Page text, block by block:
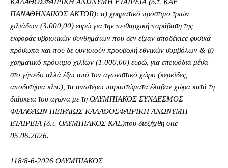
ΠΑΝΑΘΗΝΑΙΚΟΣ AKTOR): α) χρηματικό πρόστιμο τριών
χιλιάδων (3.000,00) ευρώ για την πειθαρχική παράβαση της
εκφοράς υβριστικών συνθημάτων που δεν είχαν αποδέκτες φυσικά
πρόσωπα και που δε συνιστούν προσβολή εθνικών συμβόλων & β)
χρηματικό πρόστιμο χιλίων (1.000,00) ευρώ, για επεισόδια μέσα
στο γήπεδο αλλά έξω από τον αγωνιστικό χώρο (κερκίδες,
αποδυτήρια κλπ.), τα ανωτέρω παραπτώματα έλαβαν χώρα κατά τη
διάρκεια του αγώνα με τη ΟΛΥΜΠΙΑΚΟΣ ΣΥΝΔΕΣΜΟΣ
ΦΙΛΑΘΛΩΝ ΠΕΙΡΑΙΩΣ ΚΑΛΑΘΟΣΦΑΙΡΙΚΗ ΑΝΩΝΥΜΗ
ΕΤΑΙΡΕΙΑ (δ.τ. ΟΛΥΜΠΙΑΚΟΣ ΚΑΕ)που διεξήχθη στις
05.06.2026.
118/8-6-2026 ΟΛΥΜΠΙΑΚΟΣ